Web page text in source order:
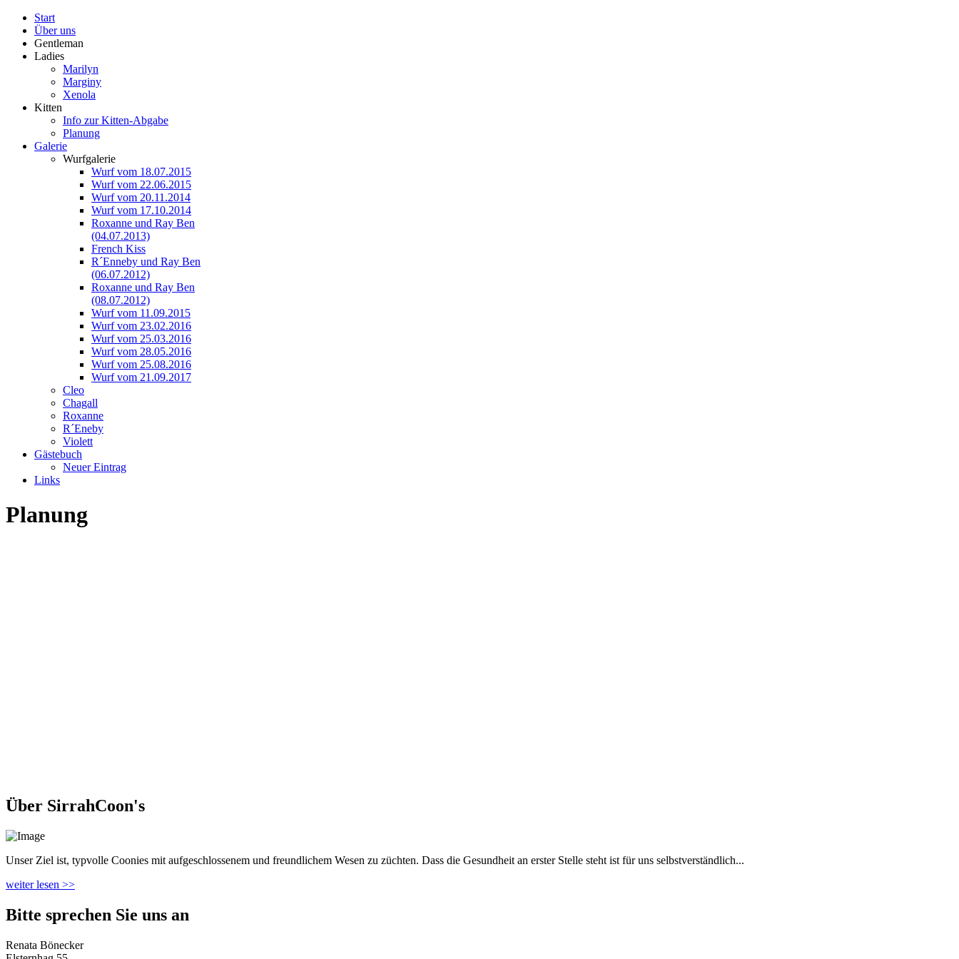
Start
Über uns
Gentleman
Ladies
Marilyn
Marginy
Xenola
Kitten
Info zur Kitten-Abgabe
Planung
Galerie
Wurfgalerie
Wurf vom 18.07.2015
Wurf vom 22.06.2015
Wurf vom 20.11.2014
Wurf vom 17.10.2014
Roxanne und Ray Ben
(04.07.2013)
French Kiss
R´Enneby und Ray Ben
(06.07.2012)
Roxanne und Ray Ben
(08.07.2012)
Wurf vom 11.09.2015
Wurf vom 23.02.2016
Wurf vom 25.03.2016
Wurf vom 28.05.2016
Wurf vom 25.08.2016
Wurf vom 21.09.2017
Cleo
Chagall
Roxanne
R´Eneby
Violett
Gästebuch
Neuer Eintrag
Links
Planung
Über SirrahCoon's
Unser Ziel ist, typvolle Coonies mit aufgeschlossenem und freundlichem Wesen zu züchten. Dass die Gesundheit an erster Stelle steht ist für uns selbstverständlich...
weiter lesen >>
Bitte sprechen Sie uns an
Renata Bönecker